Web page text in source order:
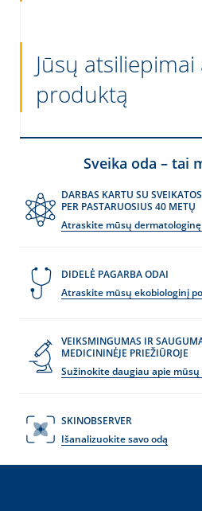
Jūsų atsiliepimai
produktą
Sveika oda – tai
DARBAS KARTU SU
PER PASTARUOSIUS 40 METŲ
Atraskite mūsų
DIDELĖ PAGARBA ODAI
Atraskite mūsų ekobiologinį
VEIKSMINGUMAS IR
MEDICININĖJE PRIEŽIŪROJE
Sužinokite daugiau apie
SKINOBSERVER
Išanalizuokite savo odą